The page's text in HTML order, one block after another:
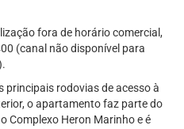
fora de horário comercial,
(canal não disponível para
rodovias de acesso à
o apartamento faz parte do
Complexo Heron Marinho e é